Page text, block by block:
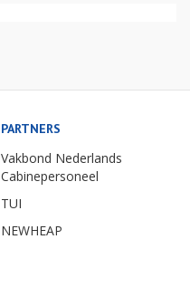
PARTNERS
Vakbond Nederlands
Cabinepersoneel
TUI
NEWHEAP